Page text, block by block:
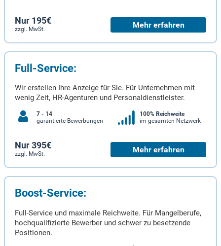
Nur 195€
zzgl. MwSt. Mehr erfahren
Full-Service:
Wir erstellen Ihre Anzeige für Sie. Für Unternehmen mit
wenig Zeit, HR-Agenturen und Personaldienstleister.
7 - 14
garantierte Bewerbungen
100% Reichweite
im gesamten Netzwerk
Nur 395€
zzgl. MwSt. Mehr erfahren
Boost-Service:
Full-Service und maximale Reichweite. Für Mangelberufe,
hochqualifizierte Bewerber und schwer zu besetzende
Positionen.